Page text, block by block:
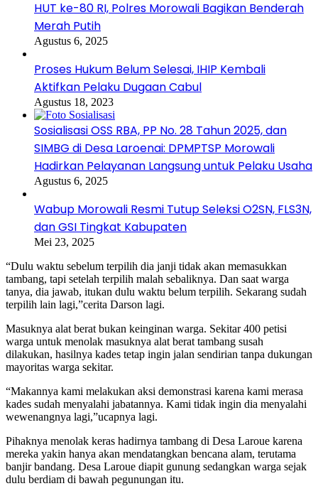
HUT ke-80 RI, Polres Morowali Bagikan Benderah
Merah Putih
Agustus 6, 2025
Proses Hukum Belum Selesai, IHIP Kembali
Aktifkan Pelaku Dugaan Cabul
Agustus 18, 2023
Sosialisasi OSS RBA, PP No. 28 Tahun 2025, dan
SIMBG di Desa Laroenai: DPMPTSP Morowali
Hadirkan Pelayanan Langsung untuk Pelaku Usaha
Agustus 6, 2025
Wabup Morowali Resmi Tutup Seleksi O2SN, FLS3N,
dan GSI Tingkat Kabupaten
Mei 23, 2025
“Dulu waktu sebelum terpilih dia janji tidak akan memasukkan
tambang, tapi setelah terpilih malah sebaliknya. Dan saat warga
tanya, dia jawab, itukan dulu waktu belum terpilih. Sekarang sudah
terpilih lain lagi,”cerita Darson lagi.
Masuknya alat berat bukan keinginan warga. Sekitar 400 petisi
warga untuk menolak masuknya alat berat tambang susah
dilakukan, hasilnya kades tetap ingin jalan sendirian tanpa dukungan
mayoritas warga sekitar.
“Makannya kami melakukan aksi demonstrasi karena kami merasa
kades sudah menyalahi jabatannya. Kami tidak ingin dia menyalahi
wewenangnya lagi,”ucapnya lagi.
Pihaknya menolak keras hadirnya tambang di Desa Laroue karena
mereka yakin hanya akan mendatangkan bencana alam, terutama
banjir bandang. Desa Laroue diapit gunung sedangkan warga sejak
dulu berdiam di bawah pegunungan itu.